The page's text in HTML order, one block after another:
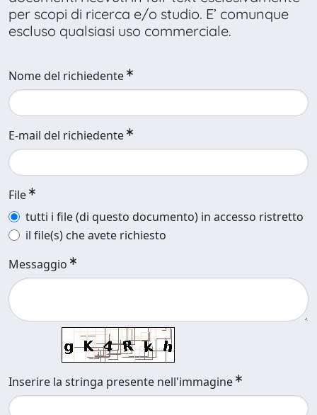
per scopi di ricerca e/o studio. E’ comunque
escluso qualsiasi uso commerciale.
Nome del richiedente
E-mail del richiedente
File
tutti i file (di questo documento) in accesso ristretto
il file(s) che avete richiesto
Messaggio
Inserire la stringa presente nell'immagine